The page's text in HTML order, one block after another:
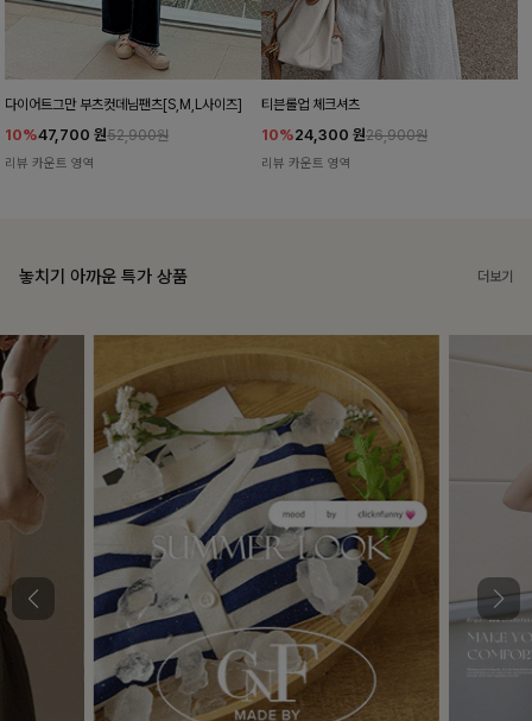
다이어트그만 부츠컷데님팬츠[S,M,L사이즈]
10%47,700 원52,900원
리뷰 카운트 영역
티븐롤업 체크셔츠
10%24,300 원26,900원
리뷰 카운트 영역
놓치기 아까운 특가 상품 더보기